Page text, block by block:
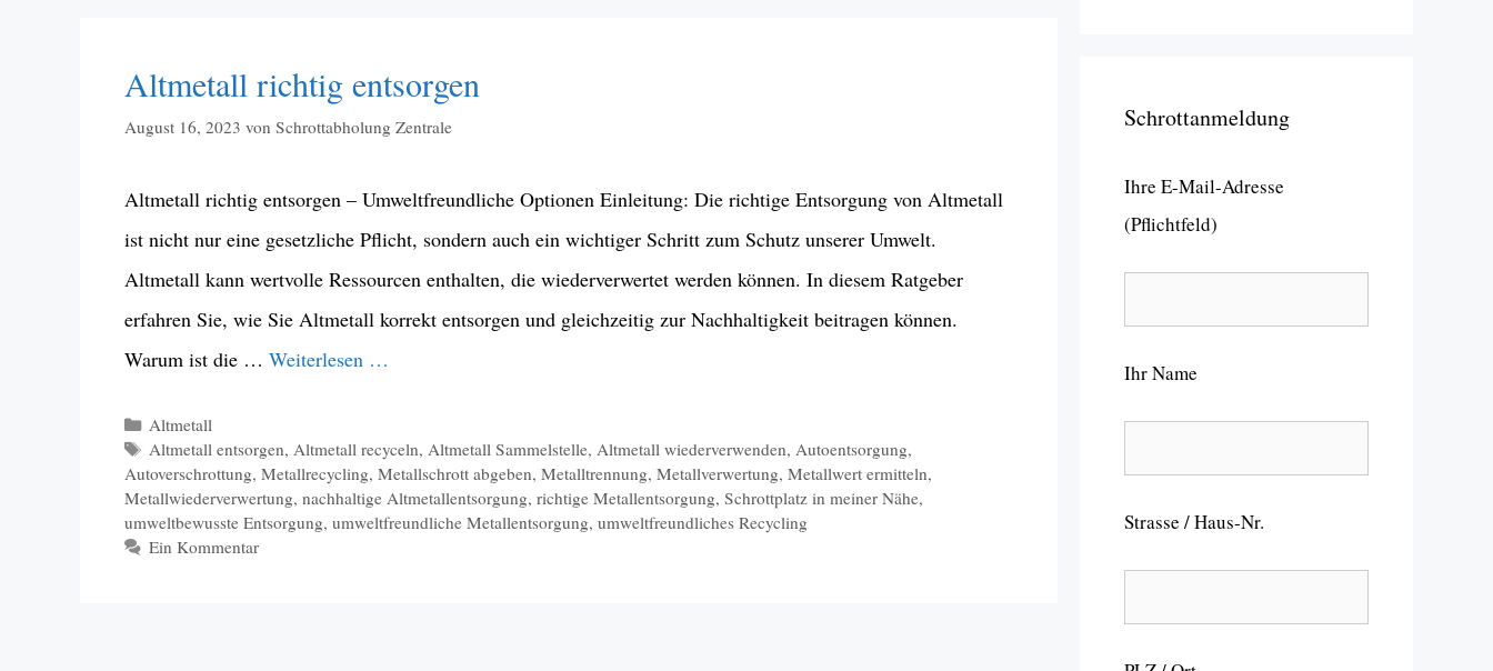
Altmetall richtig entsorgen
August 16, 2023 von Schrottabholung Zentrale
Altmetall richtig entsorgen – Umweltfreundliche Optionen Einleitung: Die richtige Entsorgung von Altmetall
ist nicht nur eine gesetzliche Pflicht, sondern auch ein wichtiger Schritt zum Schutz unserer Umwelt.
Altmetall kann wertvolle Ressourcen enthalten, die wiederverwertet werden können. In diesem Ratgeber
erfahren Sie, wie Sie Altmetall korrekt entsorgen und gleichzeitig zur Nachhaltigkeit beitragen können.
Warum ist die … Weiterlesen …
Kategorien
Altmetall
Schlagwörter
Altmetall entsorgen,Altmetall recyceln,Altmetall Sammelstelle,Altmetall wiederverwenden,Autoentsorgung,
Autoverschrottung, Metallrecycling, Metallschrott abgeben, Metalltrennung, Metallverwertung, Metallwert ermitteln,
Metallwiederverwertung, nachhaltige Altmetallentsorgung, richtige Metallentsorgung, Schrottplatz in meiner Nähe,
umweltbewusste Entsorgung, umweltfreundliche Metallentsorgung, umweltfreundliches Recycling
Ein Kommentar
Schrottanmeldung
Ihre E-Mail-Adresse
(Pflichtfeld)
Ihr Name
Strasse / Haus-Nr.